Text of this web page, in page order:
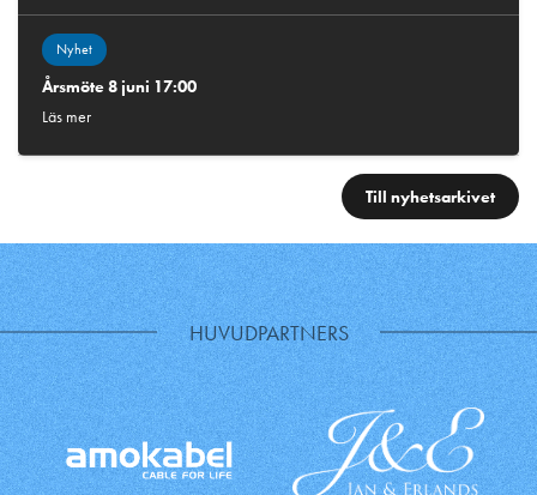
Nyhet
Årsmöte 8 juni 17:00
Läs mer
Till nyhetsarkivet
HUVUDPARTNERS